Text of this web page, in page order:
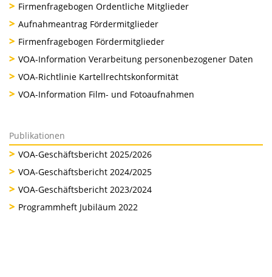
Firmenfragebogen Ordentliche Mitglieder
Aufnahmeantrag Fördermitglieder
Firmenfragebogen Fördermitglieder
VOA-Information Verarbeitung personenbezogener Daten
VOA-Richtlinie Kartellrechtskonformität
VOA-Information Film- und Fotoaufnahmen
Publikationen
VOA-Geschäftsbericht 2025/2026
VOA-Geschäftsbericht 2024/2025
VOA-Geschäftsbericht 2023/2024
Programmheft Jubiläum 2022